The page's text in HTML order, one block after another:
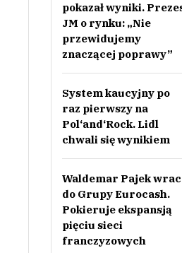
pokazał wyniki.
JM o rynku: „Nie
przewidujemy
znaczącej poprawy”
System kaucyjny po
raz pierwszy na
Pol‘and‘Rock. Lidl
chwali się wynikiem
Waldemar Pajek
do Grupy Eurocash.
Pokieruje ekspansją
pięciu sieci
franczyzowych